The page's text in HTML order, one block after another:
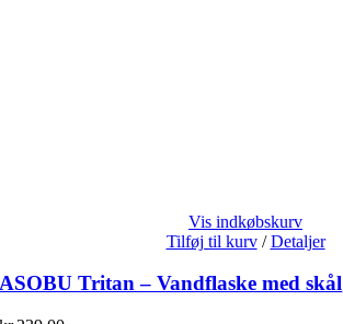
Vis indkøbskurv
Tilføj til kurv / Detaljer
ASOBU Tritan – Vandflaske med skål